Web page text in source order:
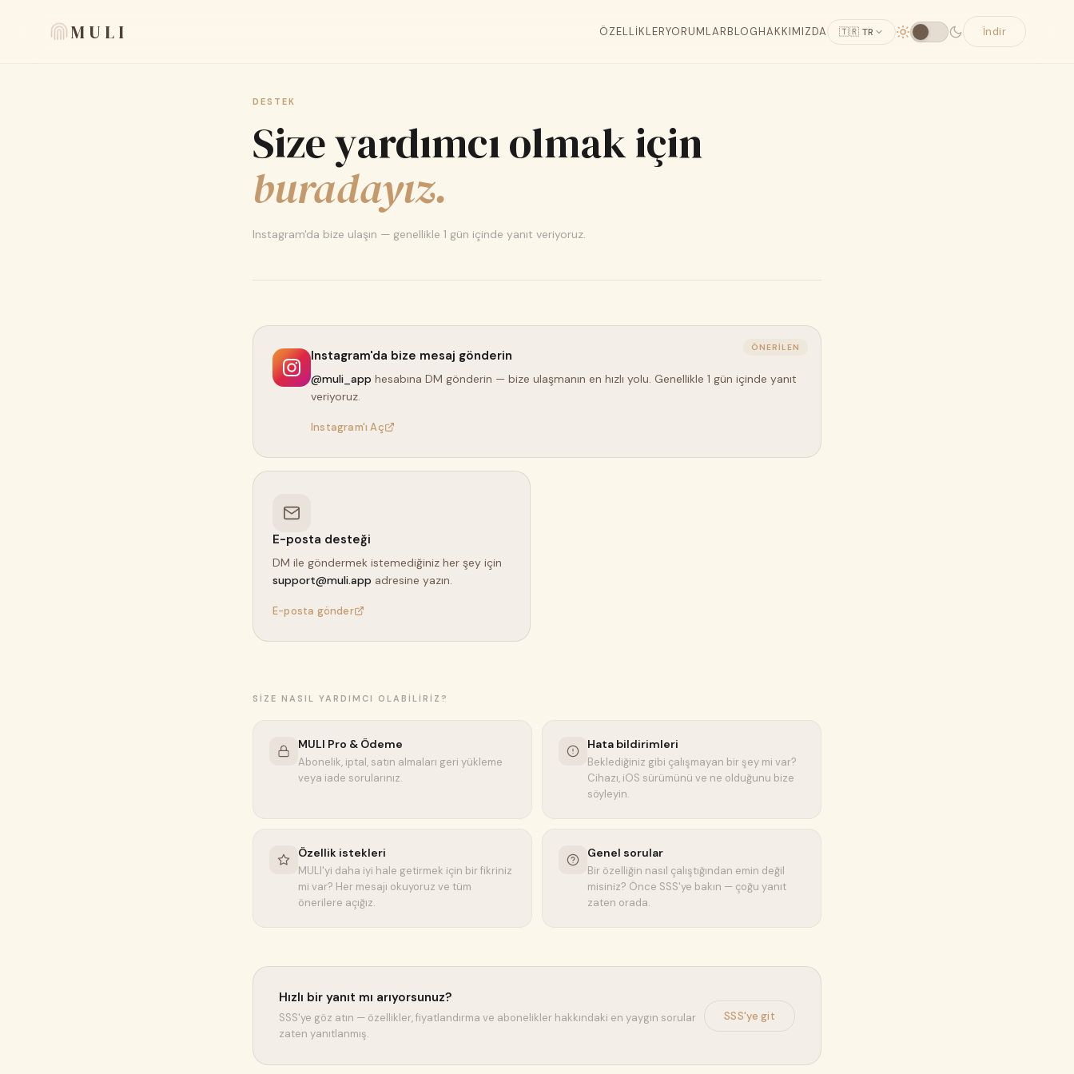
MULI ÖZELLIKLERYORUMLARBLOGHAKKIMIZDA 🇹🇷 TR İndir
DESTEK
Size yardımcı olmak için
buradayız.
Instagram'da bize ulaşın — genellikle 1 gün içinde yanıt veriyoruz.
Instagram'da bize mesaj gönderin
@muli_app hesabına DM gönderin — bize ulaşmanın en hızlı yolu. Genellikle 1 gün içinde yanıt
veriyoruz.
Instagram'ı Aç
ÖNERILEN
E-posta desteği
DM ile göndermek istemediğiniz her şey için
support@muli.app adresine yazın.
E-posta gönder
SIZE NASIL YARDIMCI OLABILIRIZ?
MULI Pro & Ödeme
Abonelik, iptal, satın almaları geri yükleme
veya iade sorularınız.
Hata bildirimleri
Beklediğiniz gibi çalışmayan bir şey mi var?
Cihazı, iOS sürümünü ve ne olduğunu bize
söyleyin.
Özellik istekleri
MULI'yi daha iyi hale getirmek için bir fikriniz
mi var? Her mesajı okuyoruz ve tüm
önerilere açığız.
Genel sorular
Bir özelliğin nasıl çalıştığından emin değil
misiniz? Önce SSS'ye bakın — çoğu yanıt
zaten orada.
Hızlı bir yanıt mı arıyorsunuz?
SSS'ye göz atın — özellikler, fiyatlandırma ve abonelikler hakkındaki en yaygın sorular
zaten yanıtlanmış.
SSS'ye git